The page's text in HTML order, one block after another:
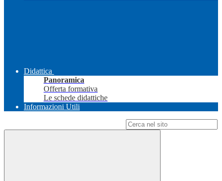
Didattica
Panoramica
Offerta formativa
Le schede didattiche
Informazioni Utili